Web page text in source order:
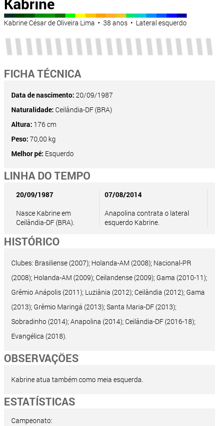
Kabrine
Kabrine César de Oliveira Lima • 38 anos • Lateral esquerdo
FICHA TÉCNICA
Data de nascimento: 20/09/1987
Naturalidade: Ceilândia-DF (BRA)
Altura: 176 cm
Peso: 70,00 kg
Melhor pé: Esquerdo
LINHA DO TEMPO
20/09/1987
Nasce Kabrine em
Ceilândia-DF (BRA).
07/08/2014
Anapolina contrata o lateral
esquerdo Kabrine.
HISTÓRICO
Clubes: Brasiliense (2007); Holanda-AM (2008); Nacional-PR
(2008); Holanda-AM (2009); Ceilandense (2009); Gama (2010-11);
Grêmio Anápolis (2011); Luziânia (2012); Ceilândia (2012); Gama
(2013); Grêmio Maringá (2013); Santa Maria-DF (2013);
Sobradinho (2014); Anapolina (2014); Ceilândia-DF (2016-18);
Evangélica (2018).
OBSERVAÇÕES
Kabrine atua também como meia esquerda.
ESTATÍSTICAS
Campeonato: